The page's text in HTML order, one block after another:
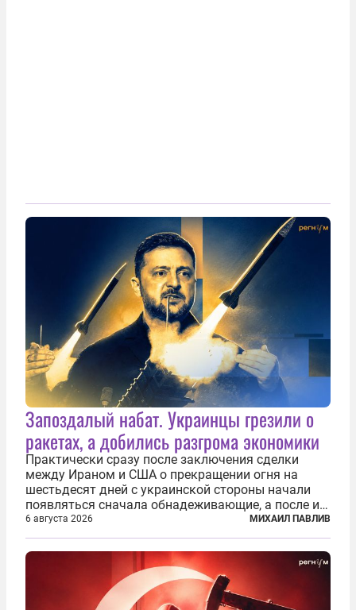
Запоздалый набат. Украинцы грезили о
ракетах, а добились разгрома экономики
Практически сразу после заключения сделки
между Ираном и США о прекращении огня на
шестьдесят дней с украинской стороны начали
появляться сначала обнадеживающие, а после и
вовсе бравурные заявления про некий «перелом»
в войне. Вероятно, в сознании первых лиц
киевского режима и стоящих за ними...
6 августа 2026 МИХАИЛ ПАВЛИВ